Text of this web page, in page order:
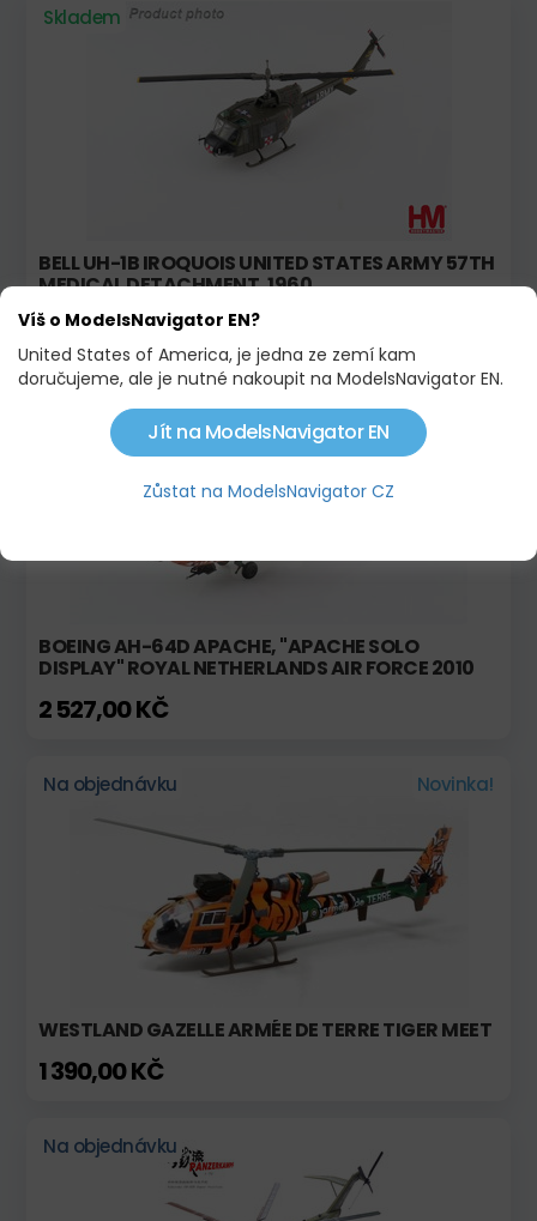
Skladem
BELL UH-1B IROQUOIS UNITED STATES ARMY 57TH
MEDICAL DETACHMENT, 1960
1 782,00 KČ1 527,00 KČ
BOEING AH-64D APACHE, "APACHE SOLO
DISPLAY" ROYAL NETHERLANDS AIR FORCE 2010
2 527,00 KČ
Na objednávku Novinka!
WESTLAND GAZELLE ARMÉE DE TERRE TIGER MEET
1 390,00 KČ
Na objednávku
Víš o ModelsNavigator EN?
United States of America, je jedna ze zemí kam
doručujeme, ale je nutné nakoupit na ModelsNavigator EN.
Jít na ModelsNavigator EN
Zůstat na ModelsNavigator CZ